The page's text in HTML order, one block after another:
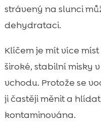
strávený na slunci
dehydrataci.
Klíčem je mít více
široké, stabilní misky
vchodu. Protože se
ji častěji měnit a
kontaminována.